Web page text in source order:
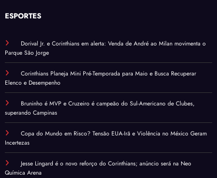
ESPORTES
Dorival Jr. e Corinthians em alerta: Venda de André ao Milan movimenta o
Parque São Jorge
Corinthians Planeja Mini Pré-Temporada para Maio e Busca Recuperar
Elenco e Desempenho
Bruninho é MVP e Cruzeiro é campeão do Sul-Americano de Clubes,
superando Campinas
Copa do Mundo em Risco? Tensão EUA-Irã e Violência no México Geram
Incertezas
Jesse Lingard é o novo reforço do Corinthians; anúncio será na Neo
Química Arena